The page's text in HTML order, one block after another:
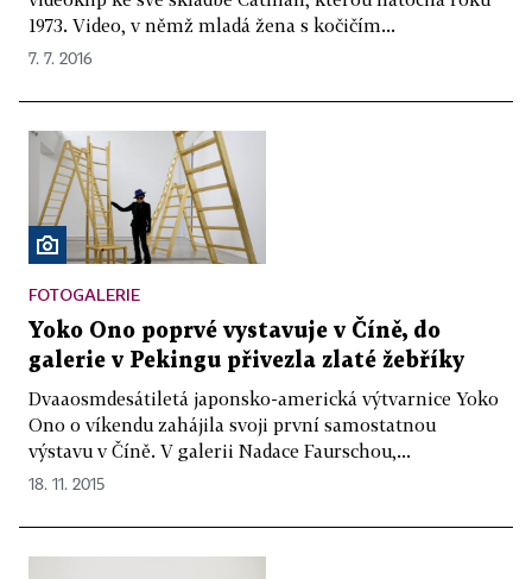
1973. Video, v němž mladá žena s kočičím...
7. 7. 2016
FOTOGALERIE
Yoko Ono poprvé vystavuje v Číně, do
galerie v Pekingu přivezla zlaté žebříky
Dvaaosmdesátiletá japonsko-americká výtvarnice Yoko
Ono o víkendu zahájila svoji první samostatnou
výstavu v Číně. V galerii Nadace Faurschou,...
18. 11. 2015